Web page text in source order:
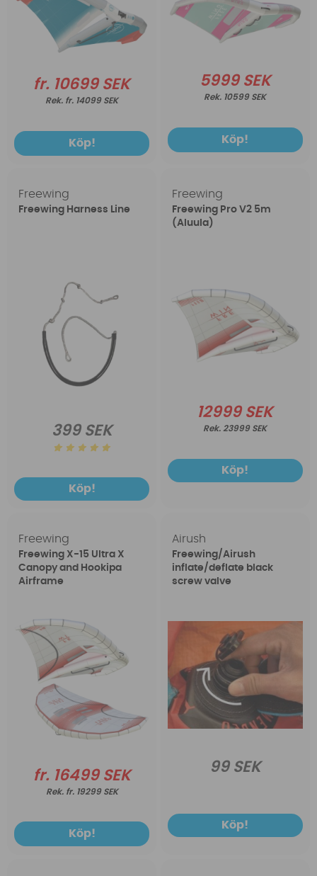
fr. 10699 SEK
fr. 14099 SEK
Köp!
5999 SEK
10599 SEK
Köp!
Freewing
Freewing Harness Line
399 SEK
Köp!
Freewing
Freewing Pro V2 5m
(Aluula)
12999 SEK
23999 SEK
Köp!
Freewing
Freewing X-15 Ultra X
Canopy and Hookipa
Airframe
fr. 16499 SEK
fr. 19299 SEK
Köp!
Airush
Freewing/Airush
inflate/deflate black
screw valve
99 SEK
Köp!